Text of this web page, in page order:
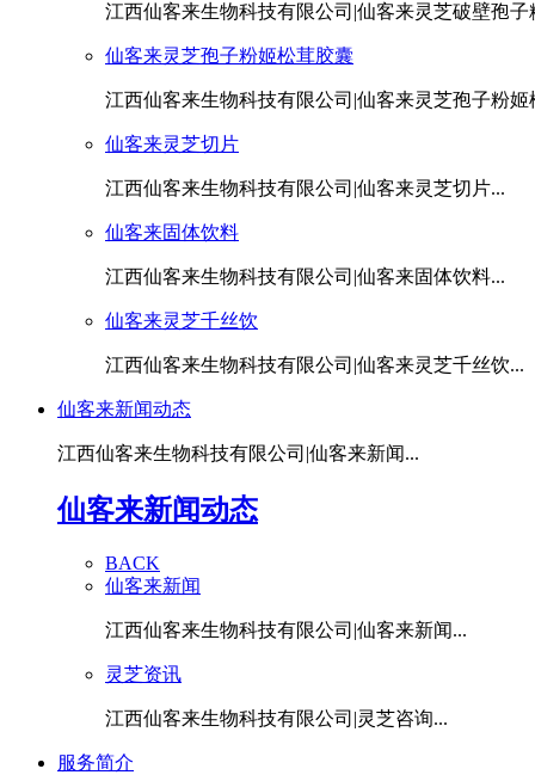
江西仙客来生物科技有限公司|仙客来灵芝破壁孢子
仙客来灵芝孢子粉姬松茸胶囊
江西仙客来生物科技有限公司|仙客来灵芝孢子粉姬
仙客来灵芝切片
江西仙客来生物科技有限公司|仙客来灵芝切片...
仙客来固体饮料
江西仙客来生物科技有限公司|仙客来固体饮料...
仙客来灵芝千丝饮
江西仙客来生物科技有限公司|仙客来灵芝千丝饮...
仙客来新闻动态
江西仙客来生物科技有限公司|仙客来新闻...
仙客来新闻动态
BACK
仙客来新闻
江西仙客来生物科技有限公司|仙客来新闻...
灵芝资讯
江西仙客来生物科技有限公司|灵芝咨询...
服务简介